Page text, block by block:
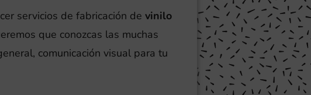
servicios de fabricación de vinilo
que conozcas las muchas
comunicación visual para tu